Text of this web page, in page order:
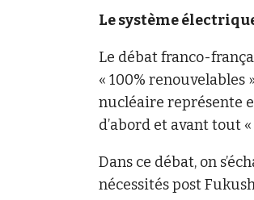
Le système
Le débat franco-
« 100%
nucléaire représente
d’abord et avant tout
Dans ce débat, on
nécessités post